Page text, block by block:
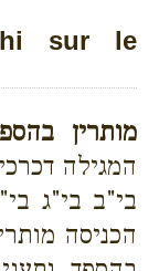
sur le
מותרין
המגילה
בי"ב בי"ג
הכניסה